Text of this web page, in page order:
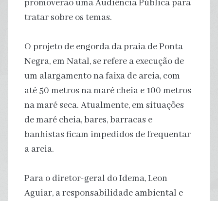
promoverão uma Audiência Pública para
tratar sobre os temas.
O projeto de engorda da praia de Ponta
Negra, em Natal, se refere a execução de
um alargamento na faixa de areia, com
até 50 metros na maré cheia e 100 metros
na maré seca. Atualmente, em situações
de maré cheia, bares, barracas e
banhistas ficam impedidos de frequentar
a areia.
Para o diretor-geral do Idema, Leon
Aguiar, a responsabilidade ambiental e